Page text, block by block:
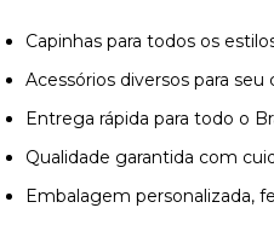
Capinhas para todos os
Acessórios diversos para seu
Entrega rápida para todo o
Qualidade garantida com
Embalagem personalizada,